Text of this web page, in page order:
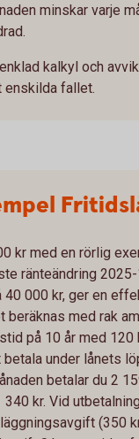
minskar varje
kalkyl och
enskilda fallet.
kr med en rörlig
ränteändring
000 kr, ger en
beräknas med rak
på 10 år med 120
under lånets
betalar du 2
340 kr. Vid
(350